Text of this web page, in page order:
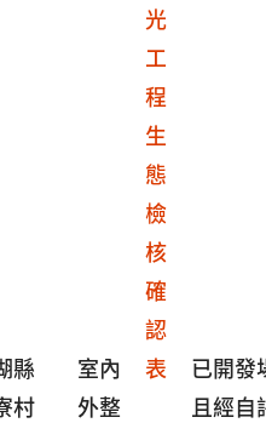
縣
村
室內
外整
光
工
程
生
態
檢
核
確
認
表
已開發
且經自